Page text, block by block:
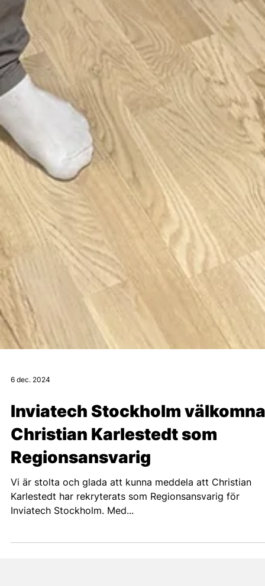
6 dec. 2024
Inviatech Stockholm
Christian Karlestedt som
Regionsansvarig
Vi är stolta och glada att kunna meddela att Christian